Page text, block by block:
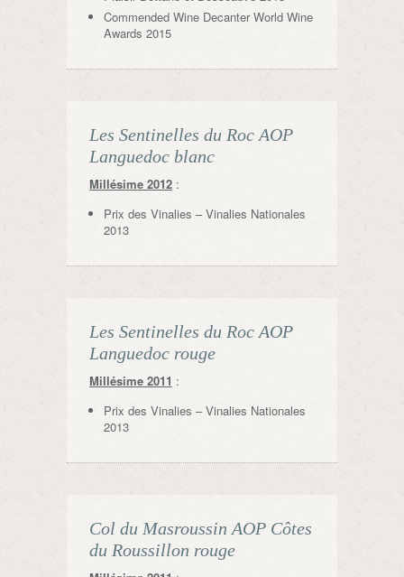
Commended Wine Decanter World Wine
Awards 2015
Les Sentinelles du Roc AOP
Languedoc blanc
Millésime 2012 :
Prix des Vinalies – Vinalies Nationales
2013
Les Sentinelles du Roc AOP
Languedoc rouge
Millésime 2011 :
Prix des Vinalies – Vinalies Nationales
2013
Col du Masroussin AOP Côtes
du Roussillon rouge